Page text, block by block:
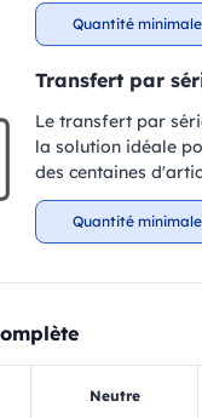
Quantité
Transfert par
Le transfert par
la solution idéale
des centaines
Quantité
Neutre